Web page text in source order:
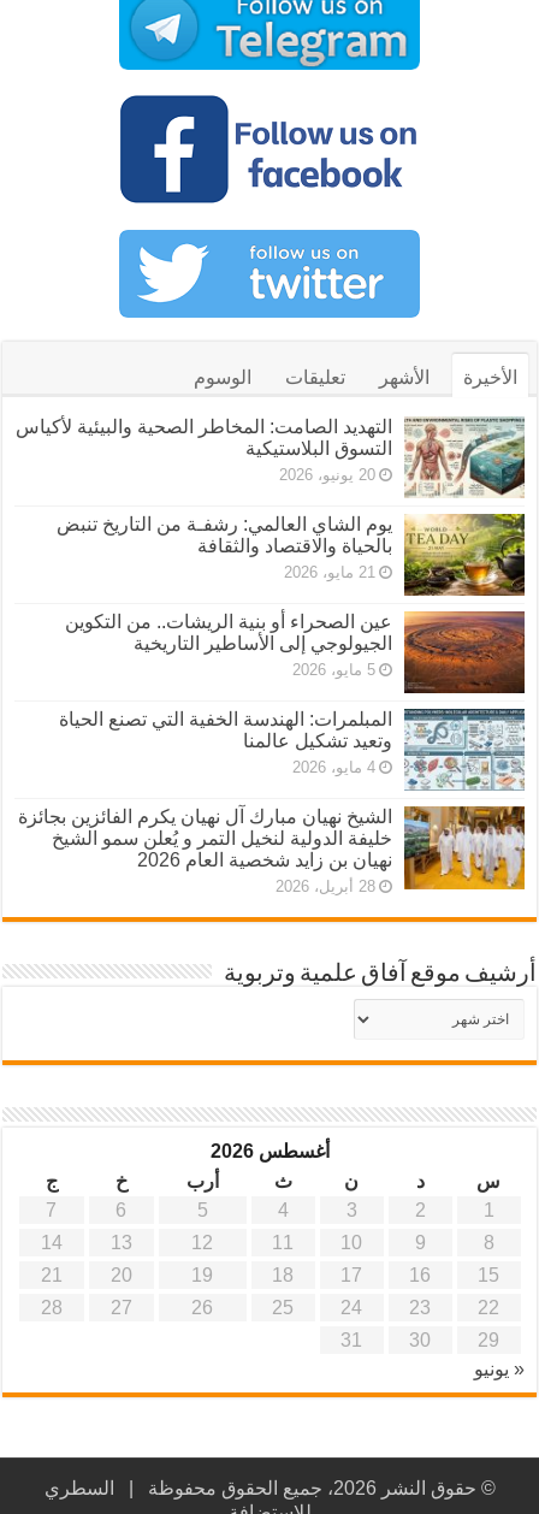
الأخيرة الأشهر تعليقات الوسوم
التهديد الصامت: المخاطر الصحية والبيئية لأكياس
التسوق البلاستيكية
20 يونيو، 2026
يوم الشاي العالمي: رشفـة من التاريخ تنبض
بالحياة والاقتصاد والثقافة
21 مايو، 2026
عين الصحراء أو بنية الريشات.. من التكوين
الجيولوجي إلى الأساطير التاريخية
5 مايو، 2026
المبلمرات: الهندسة الخفية التي تصنع الحياة
وتعيد تشكيل عالمنا
4 مايو، 2026
الشيخ نهيان مبارك آل نهيان يكرم الفائزين بجائزة
خليفة الدولية لنخيل التمر و يُعلن سمو الشيخ
نهيان بن زايد شخصية العام 2026
28 أبريل، 2026
أرشيف موقع آفاق علمية وتربوية
أرشيف
موقع
آفاق
أغسطس 2026
س
د ن ث أرب خ
ج
1
2
3
4
5
6
7
8
9
10
11
12
13
14
15
16
17
18
19
20
21
22
23
24
25
26
27
28
29
30
31
« يونيو
© حقوق النشر 2026، جميع الحقوق محفوظة |
السطري